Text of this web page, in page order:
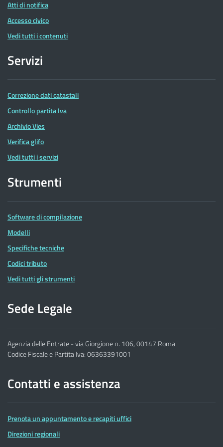
Atti di notifica
Accesso civico
Vedi tutti i contenuti
Servizi
Correzione dati catastali
Controllo partita Iva
Archivio Vies
Verifica glifo
Vedi tutti i servizi
Strumenti
Software di compilazione
Modelli
Specifiche tecniche
Codici tributo
Vedi tutti gli strumenti
Sede Legale
Agenzia delle Entrate - via Giorgione n. 106, 00147 Roma
Codice Fiscale e Partita Iva: 06363391001
Contatti e assistenza
Prenota un appuntamento e recapiti uffici
Direzioni regionali